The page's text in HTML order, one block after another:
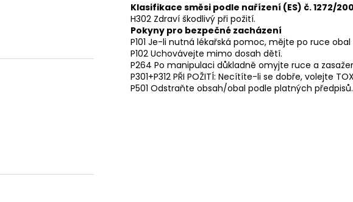
Klasifikace směsi podle nařízení (ES) č. 1272/
H302 Zdraví škodlivý při požití.
Pokyny pro bezpečné zacházení
P101 Je-li nutná lékařská pomoc, mějte po ruce
P102 Uchovávejte mimo dosah dětí.
P264 Po manipulaci důkladně omyjte ruce a
P301+P312 PŘI POŽITÍ: Necítíte-li se dobře, volejte
P501 Odstraňte obsah/obal podle platných předpisů.